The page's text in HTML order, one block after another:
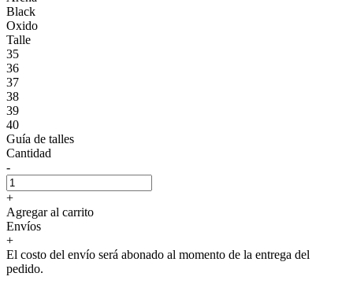
Black
Oxido
Talle
35
36
37
38
39
40
Guía de talles
Cantidad
-
+
Agregar al carrito
Envíos
+
El costo del envío será abonado al momento de la entrega del
pedido.